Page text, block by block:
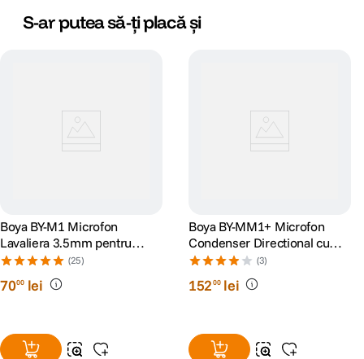
S-ar putea să-ți placă și
Boya BY-M1 Microfon
Lavaliera 3.5mm pentru
Smartphone si Camera
(25)
7000 lei
Boya BY-MM1+ Microfon
Condenser Directional cu
Alimentare
(3)
15200 lei